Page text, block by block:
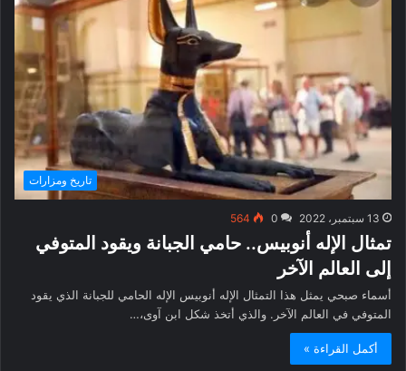
تاريخ ومزارات
13 سبتمبر، 2022 0
564
تمثال الإله أنوبيس.. حامي الجبانة ويقود المتوفي
إلى العالم الآخر
أسماء صبحي يمثل هذا التمثال الإله أنوبيس الإله الحامي للجبانة الذي يقود
المتوفي في العالم الآخر. والذي أتخذ شكل ابن آوى،…
أكمل القراءة »